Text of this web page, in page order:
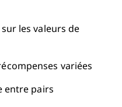
les valeurs de
variées
entre pairs